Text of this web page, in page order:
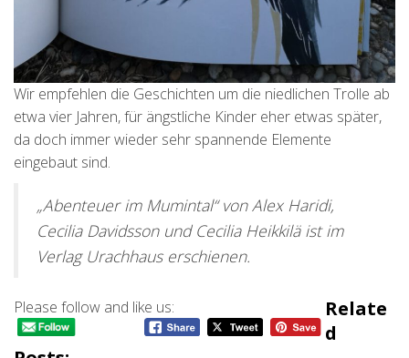
Wir empfehlen die Geschichten um die niedlichen Trolle ab
etwa vier Jahren, für ängstliche Kinder eher etwas später,
da doch immer wieder sehr spannende Elemente
eingebaut sind.
„Abenteuer im Mumintal“ von Alex Haridi,
Cecilia Davidsson und Cecilia Heikkilä ist im
Verlag Urachhaus erschienen.
Please follow and like us:
Relate
D